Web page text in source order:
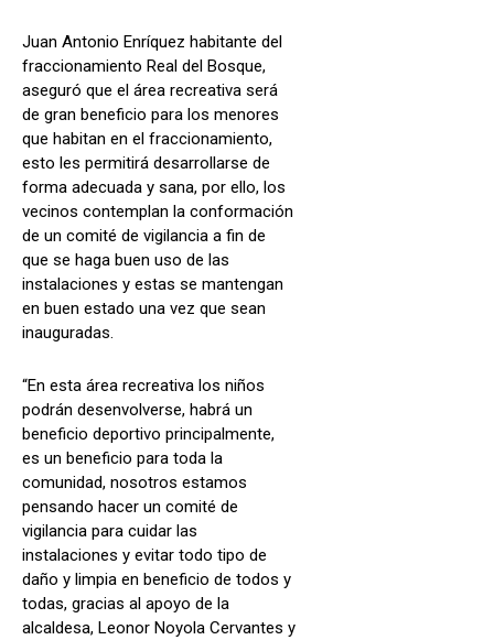
Juan Antonio Enríquez habitante del
fraccionamiento Real del Bosque,
aseguró que el área recreativa será
de gran beneficio para los menores
que habitan en el fraccionamiento,
esto les permitirá desarrollarse de
forma adecuada y sana, por ello, los
vecinos contemplan la conformación
de un comité de vigilancia a fin de
que se haga buen uso de las
instalaciones y estas se mantengan
en buen estado una vez que sean
inauguradas.
“En esta área recreativa los niños
podrán desenvolverse, habrá un
beneficio deportivo principalmente,
es un beneficio para toda la
comunidad, nosotros estamos
pensando hacer un comité de
vigilancia para cuidar las
instalaciones y evitar todo tipo de
daño y limpia en beneficio de todos y
todas, gracias al apoyo de la
alcaldesa, Leonor Noyola Cervantes y